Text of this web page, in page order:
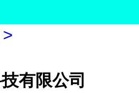
有限公司